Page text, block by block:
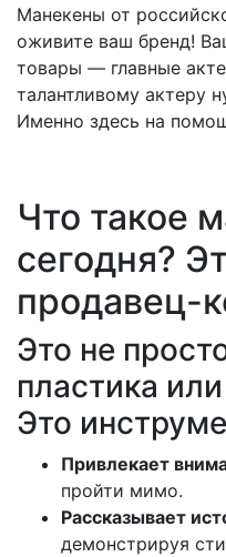
Манекены от
оживите ваш бренд!
товары — главные
талантливому актеру
Именно здесь на
Что такое
сегодня?
продавец-
Это не
пластика
Это
Привлекает
пройти мимо.
Рассказывает
демонстрируя